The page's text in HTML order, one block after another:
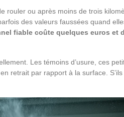
rouler ou après moins de trois
des valeurs faussées quand
fiable coûte quelques euros et
Les témoins d’usure, ces
retrait par rapport à la surface.